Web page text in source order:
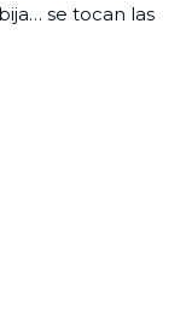
se tocan las